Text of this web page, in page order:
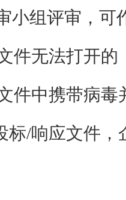
小组评审，可
件无法打开的
件中携带病毒
/响应文件，